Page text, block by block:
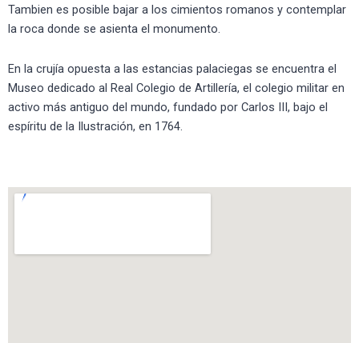
Tambien es posible bajar a los cimientos romanos y contemplar
la roca donde se asienta el monumento.
En la crujía opuesta a las estancias palaciegas se encuentra el
Museo dedicado al Real Colegio de Artillería, el colegio militar en
activo más antiguo del mundo, fundado por Carlos III, bajo el
espíritu de la Ilustración, en 1764.